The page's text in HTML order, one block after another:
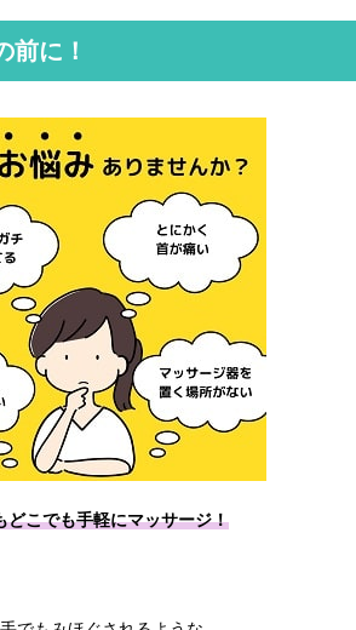
に！
どこでも手軽にマッサージ！